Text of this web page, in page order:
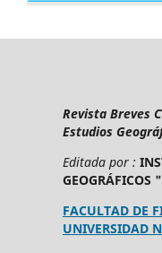
Revista Breves
Estudios
Editada por :
FACULTAD DE
UNIVERSIDAD